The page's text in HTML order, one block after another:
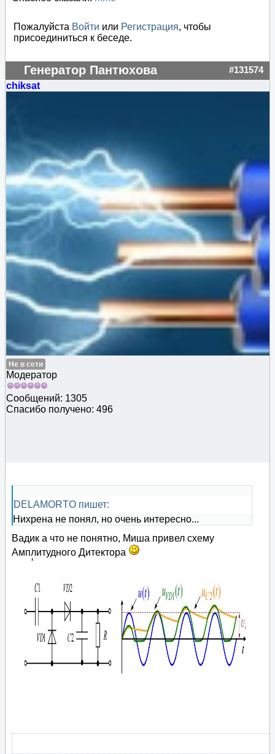
Пожалуйста Войти или Регистрация, чтобы
присоединиться к беседе.
Генератор Пантюхова #131574
chiksat
Не в сети
Модератор
Сообщений: 1305
Спасибо получено: 496
DELAMORTO пишет:
Нихрена не понял, но очень интересно...
Вадик а что не понятно, Миша привел схему
Амплитудного Дитектора